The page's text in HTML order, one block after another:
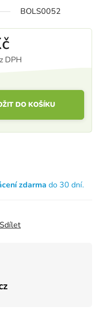
BOLS0052
DPH
DO KOŠÍKU
zdarma do 30 dní.
Sdílet